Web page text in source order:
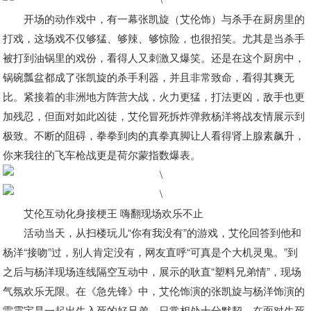
开场的动作戏中，有一幕张凯旋（艾伦饰）与杀手在厨房里的
打戏，这场戏不仅够猛、够辣、够惊险，也很招笑。尤其是当杀手
被打到油锅里的戏份，看得人又刺激又爆笑。还是在这个厨房中，
锅碗瓢盆都成了张凯旋的杀手利器，并且非常致命，看得其爽无
比。紧接着的非洲地方阵营大战，火力更猛，打法更凶，敌手也更
加残忍，但面对如此凶徒，艾伦冒死拆炸弹救杨洋将战友情展示到
极致。不断的阻碍，拳拳到肉的真拳真脚让人看得肾上腺素飙升，
你来我往的飞车枪战更是荷尔蒙指数爆表。
艾伦互动化身接梗王 嗨翻现场欢乐不止
活动当天，从扫楼玩儿“你有我没有”的游戏，艾伦回答到他和
杨洋“接吻”过，别人肯定没有，网友直呼“可真是个大机灵鬼。”到
之后与杨洋现场连线隔空互动中，展示的耿直“塑料兄弟情”，现场
气氛欢乐无限。在《急先锋》中，艾伦饰演的张凯旋与杨洋饰演的